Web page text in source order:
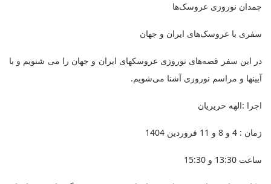
چمدان نوروزی عروسک‌ها
سفری با عروسک‌های ایران و جهان
در این سفر قصه‌های نوروزی عروسکهای ایران و جهان را می شنویم و با
آیینها و مراسم نوروزی آشنا می‌شویم.
اجرا :الهه حریریان
زمان : 4 و 8 و 11 فروردین 1404
ساعت 13:30 و 15:30